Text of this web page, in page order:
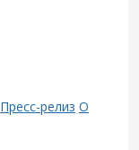
Пресс-релиз О